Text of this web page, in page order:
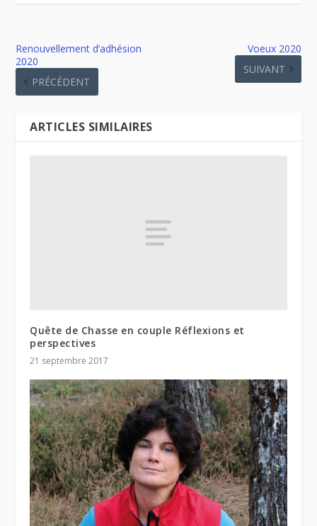
Renouvellement d’adhésion
2020
PRÉCÉDENT
Voeux 2020
SUIVANT
ARTICLES SIMILAIRES
Quête de Chasse en couple Réflexions et
perspectives
21 septembre 2017